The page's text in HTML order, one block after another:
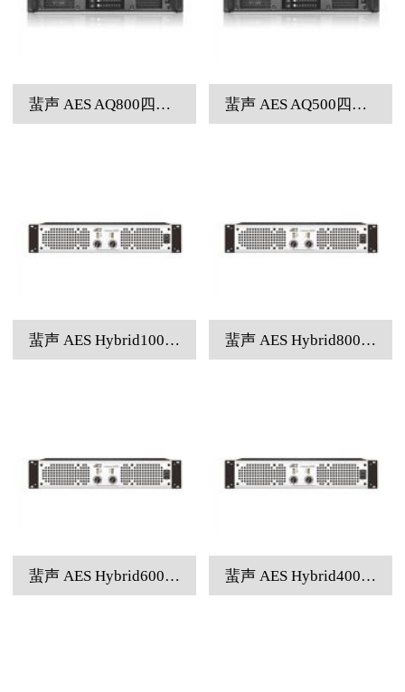
蜚声 AES AQ800四通道专业功率放大器 蜚声 AES AQ500四通道专业功率放大器
蜚声 AES Hybrid1000双通道专业功率放大器 蜚声 AES Hybrid800双通道专业功率放大器
蜚声 AES Hybrid600双通道专业功率放大器 蜚声 AES Hybrid400双通道专业功率放大器